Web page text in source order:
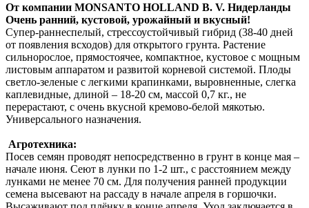
От компании MONSANTO HOLLAND B. V. Нидерланды
Очень ранний, кустовой, урожайный и вкусный!
Супер-раннеспелый, стрессоустойчивый гибрид (38-40 дней
от появления всходов) для открытого грунта. Растение
сильнорослое, прямостоячее, компактное, кустовое с мощным
листовым аппаратом и развитой корневой системой. Плоды
светло-зеленые с легкими крапинками, выровненные, слегка
каплевидные, длиной – 18-20 см, массой 0,7 кг., не
перерастают, с очень вкусной кремово-белой мякотью.
Универсального назначения.
Агротехника:
Посев семян проводят непосредственно в грунт в конце мая –
начале июня. Сеют в лунки по 1-2 шт., с расстоянием между
лунками не менее 70 см. Для получения ранней продукции
семена высевают на рассаду в начале апреля в горшочки.